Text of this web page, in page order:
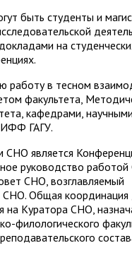
быть студенты и
на
работу в тесном
факультета,
кафедрами,
ИФФ ГАГУ.
является
руководство
СНО, возглавляемый
Общая координация
на Куратора СНО,
филологического